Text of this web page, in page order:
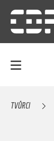
TVŮRCI